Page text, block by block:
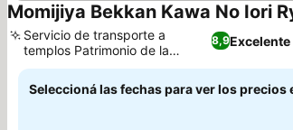
Momijiya Bekkan Kawa No Iori
8,9Excelente
Servicio de transporte a
templos Patrimonio de la
Humanidad
Seleccioná las fechas para ver los precios